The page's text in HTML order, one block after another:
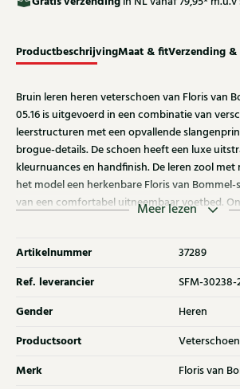
ProductbeschrijvingMaat & fitVerzending
Bruin leren heren veterschoen van Floris van
05.16 is uitgevoerd in een combinatie van
leerstructuren met een opvallende
brogue-details. De schoen heeft een luxe
kleurnuances en handfinish. De leren zool
het model een herkenbare Floris van
van een comfortabel uitneembaar voetbed.
Meer lezen
Artikelnummer 37289
Ref. leverancier SFM-30238-
Gender Heren
Productsoort
Merk Floris van